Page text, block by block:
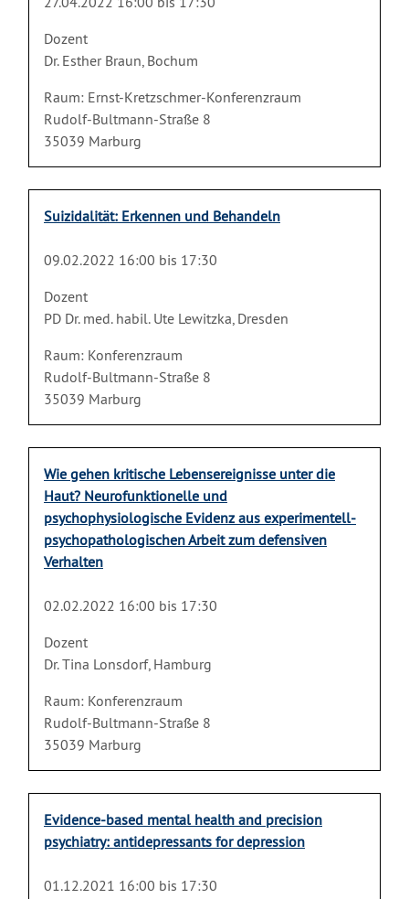
Dozent
Dr. Esther Braun, Bochum
Raum: Ernst-Kretzschmer-Konferenzraum
Rudolf-Bultmann-Straße 8
35039 Marburg
Suizidalität: Erkennen und Behandeln
09.02.2022 16:00 bis 17:30
Dozent
PD Dr. med. habil. Ute Lewitzka, Dresden
Raum: Konferenzraum
Rudolf-Bultmann-Straße 8
35039 Marburg
Wie gehen kritische Lebensereignisse unter die
Haut? Neurofunktionelle und
psychophysiologische Evidenz aus experimentell-
psychopathologischen Arbeit zum defensiven
Verhalten
02.02.2022 16:00 bis 17:30
Dozent
Dr. Tina Lonsdorf, Hamburg
Raum: Konferenzraum
Rudolf-Bultmann-Straße 8
35039 Marburg
Evidence-based mental health and precision
psychiatry: antidepressants for depression
01.12.2021 16:00 bis 17:30